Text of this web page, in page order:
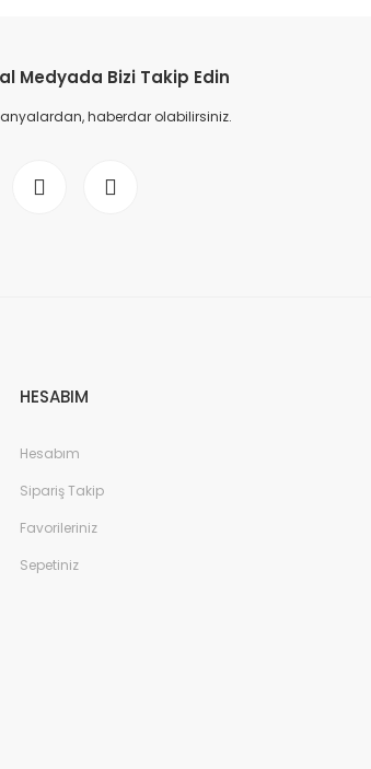
Medyada Bizi Takip Edin
haberdar olabilirsiniz.
HESABIM
Hesabım
Sipariş Takip
Favorileriniz
Sepetiniz